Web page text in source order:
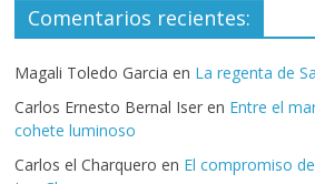
Comentarios recientes:
Magali Toledo Garcia en La regenta de
Carlos Ernesto Bernal Iser en Entre el
cohete luminoso
Carlos el Charquero en El compromiso